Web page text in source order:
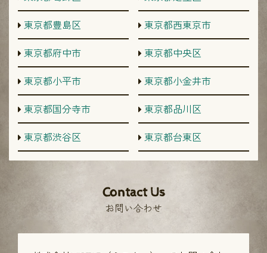
東京都豊島区
東京都西東京市
東京都府中市
東京都中央区
東京都小平市
東京都小金井市
東京都国分寺市
東京都品川区
東京都渋谷区
東京都台東区
Contact Us
お問い合わせ